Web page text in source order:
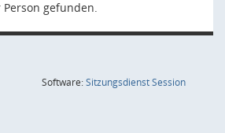
gefunden.
Software:SitzungsdienstSession(Wird in